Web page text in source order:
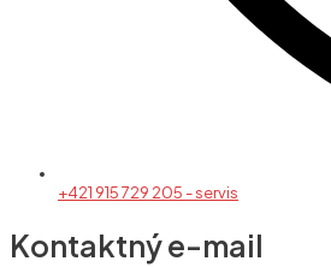
+421 915 729 205 - servis
Kontaktný e-mail